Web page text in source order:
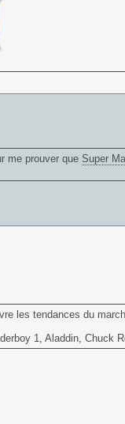
me prouver que Super
les tendances du
1, Aladdin, Chuck